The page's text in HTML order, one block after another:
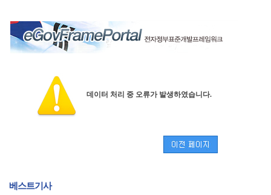
데이터 처리 중 오류가 발생하였습니다.
베스트기사